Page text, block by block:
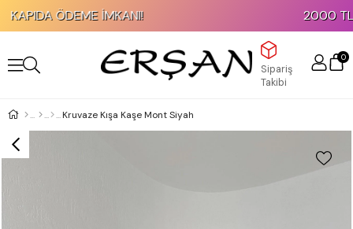
ÖDEME İMKANI! 2000 TL
Sipariş
Takibi
0
Kruvaze Kışa Kaşe Mont Siyah